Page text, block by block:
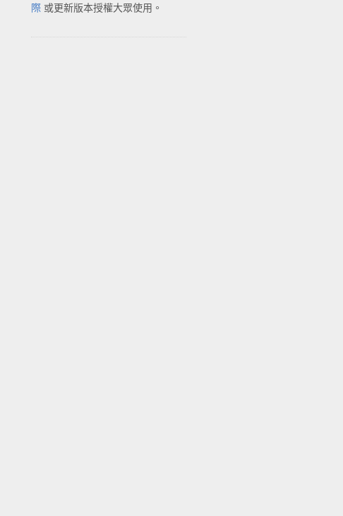
際 或更新版本授權大眾使用。